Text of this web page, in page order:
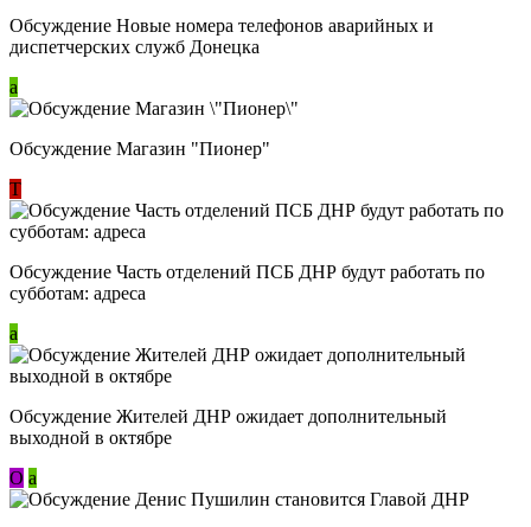
Обсуждение Новые номера телефонов аварийных и
диспетчерских служб Донецка
a
Обсуждение Магазин "Пионер"
Т
Обсуждение Часть отделений ПСБ ДНР будут работать по
субботам: адреса
a
Обсуждение Жителей ДНР ожидает дополнительный
выходной в октябре
О a